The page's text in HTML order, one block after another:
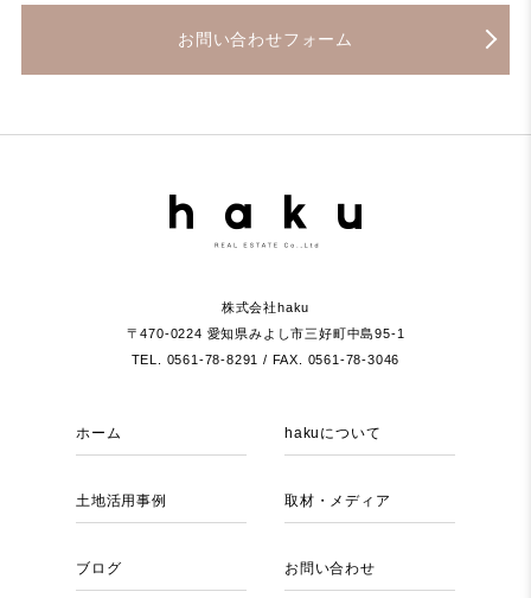
お問い合わせフォーム
株式会社haku
〒470-0224 愛知県みよし市三好町中島95-1
TEL. 0561-78-8291 / FAX. 0561-78-3046
ホーム hakuについて
土地活用事例 取材・メディア
ブログ お問い合わせ